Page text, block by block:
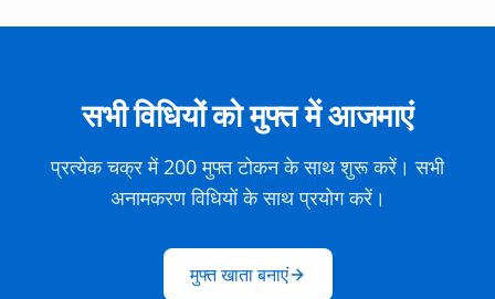
सभी विधियों को मुफ्त में आजमाएं
प्रत्येक चक्र में 200 मुफ्त टोकन के साथ शुरू करें। सभी
अनामकरण विधियों के साथ प्रयोग करें।
मुफ्त खाता बनाएं